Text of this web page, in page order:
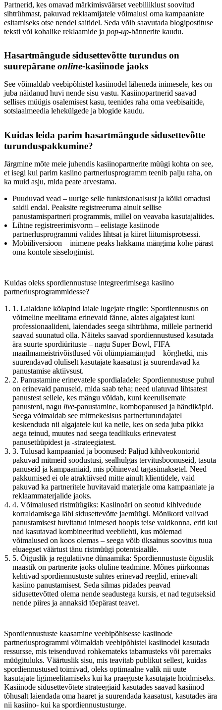
Partnerid, kes omavad märkimisväärset veebiliiklust soovitud
sihtrühmast, pakuvad reklaamijatele võimalusi oma kampaaniate
esitamiseks otse nendel saitidel. Seda võib saavutada blogipostituse
teksti või kohalike reklaamide ja pop-up-bännerite kaudu.
Hasartmängude sidusettevõtte turundus on
suurepärane online-kasiinode jaoks
See võimaldab veebipõhistel kasiinodel läheneda inimesele, kes on
juba näidanud huvi nende sisu vastu. Kasiinopartnerid saavad
sellises müügis osalemisest kasu, teenides raha oma veebisaitide,
sotsiaalmeedia lehekülgede ja blogide kaudu.
Kuidas leida parim hasartmängude sidusettevõtte
turunduspakkumine?
Järgmine mõte meie juhendis kasiinopartnerite müügi kohta on see,
et isegi kui parim kasiino partnerlusprogramm teenib palju raha, on
ka muid asju, mida peate arvestama.
Puuduvad vead – uurige selle funktsionaalsust ja kõiki omadusi
saidil endal. Peaksite registreeruma ainult sellise
panustamispartneri programmis, millel on veavaba kasutajaliides.
Lihtne registreerimisvorm – eelistage kasiinode
partnerlusprogrammi valides lihtsat ja kiiret liitumisprotsessi.
Mobiiliversioon – inimene peaks hakkama mängima kohe pärast
oma kontole sisselogimist.
Kuidas oleks spordiennustuse integreerimisega kasiino
partnerlusprogrammidesse?
1. Laialdane kõlapind laiale lugejate ringile: Spordiennustus on
võimeline meelitama erinevaid fänne, alates algajatest kuni
professionaalideni, laiendades seega sihtrühma, millele partnerid
saavad suunatud olla. Näiteks saavad spordiennustused kasutada
ära suurte spordiürituste – nagu Super Bowl, FIFA
maailmameistrivõistlused või olümpiamängud – kõrghetki, mis
suurendavad oluliselt kasutajate kaasatust ja suurendavad ka
panustamise aktiivsust.
2. Panustamine erinevatele spordialadele: Spordiennustuse puhul
on erinevaid panuseid, mida saab teha; need ulatuvad lihtsatest
panustest sellele, kes mängu võidab, kuni keerulisemate
panusteni, nagu live-panustamine, kombopanused ja händikäpid.
Seega võimaldab see mitmekesisus partnerturundajatel
keskenduda nii algajatele kui ka neile, kes on seda juba pikka
aega teinud, muutes nad seega teadlikuks erinevatest
panusetüüpidest ja -strateegiatest.
3. Tulusad kampaaniad ja boonused: Paljud kihlveokontorid
pakuvad mitmeid soodustusi, sealhulgas tervitusboonuseid, tasuta
panuseid ja kampaaniaid, mis põhinevad tagasimaksetel. Need
pakkumised ei ole atraktiivsed mitte ainult klientidele, vaid
pakuvad ka partneritele huvitavaid materjale oma kampaaniate ja
reklaammaterjalide jaoks.
4. Võimalused ristmüügiks: Kasiinoäri on seotud kihlvedude
korraldamisega läbi sidusettevõtte jaemüügi. Mõnikord valivad
panustamisest huvitatud inimesed hoopis teise valdkonna, eriti kui
nad kasutavad kombineeritud veebilehti, kus mõlemad
võimalused on koos olemas – seega võib üksainus soovitus tuua
eluaegset väärtust tänu ristmüügi potentsiaalile.
5. Õiguslik ja regulatiivne dünaamika: Spordiennustuste õiguslik
maastik on partnerite jaoks oluline teadmine. Mõnes piirkonnas
kehtivad spordiennustuste suhtes erinevad reeglid, erinevalt
kasiino panustamisest. Seda silmas pidades peavad
sidusettevõtted olema nende seadustega kursis, et nad tegutseksid
nende piires ja annaksid tõepärast teavet.
Spordiennustuste kaasamine veebipõhisesse kasiinode
partnerlusprogrammi võimaldab veebipõhistel kasiinodel kasutada
ressursse, mis teisenduvad rohkemateks tabamusteks või paremaks
müügituluks. Väärtuslik sisu, mis teavitab publikut sellest, kuidas
spordiennustused toimivad, oleks optimaalne valik nii uute
kasutajate ligimeelitamiseks kui ka praeguste kasutajate hoidmiseks.
Kasiinode sidusettevõtete strateegiaid kasutades saavad kasiinod
tõhusalt laiendada oma haaret ja suurendada kaasatust, kasutades ära
nii kasiino- kui ka spordiennustusturge.